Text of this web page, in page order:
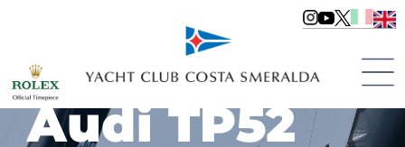
Audi TP52